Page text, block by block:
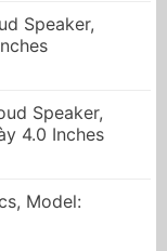
Speaker,
Speaker,
4.0 Inches
Model: